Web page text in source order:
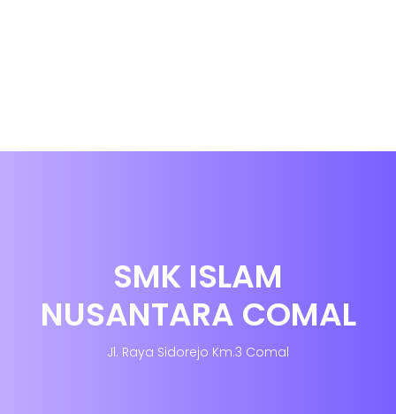
SMK ISLAM
NUSANTARA COMAL
Jl. Raya Sidorejo Km.3 Comal